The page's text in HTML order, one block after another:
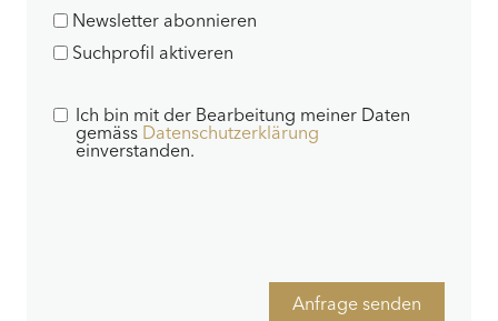
Newsletter abonnieren
Suchprofil aktiveren
Ich bin mit der Bearbeitung meiner Daten
gemäss Datenschutzerklärung
einverstanden.
Anfrage senden